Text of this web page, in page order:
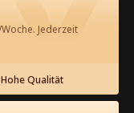
Jederzeit
Qualität